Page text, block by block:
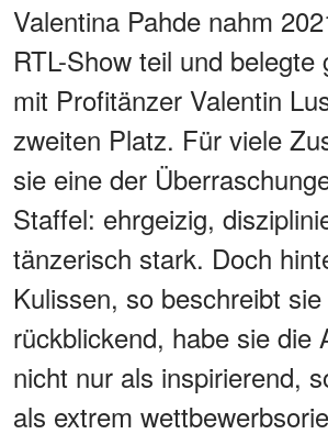
Valentina Pahde nahm
RTL-Show teil und belegte
mit Profitänzer Valentin
zweiten Platz. Für viele
sie eine der
Staffel: ehrgeizig,
tänzerisch stark. Doch
Kulissen, so beschreibt
rückblickend, habe sie die
nicht nur als inspirierend,
als extrem